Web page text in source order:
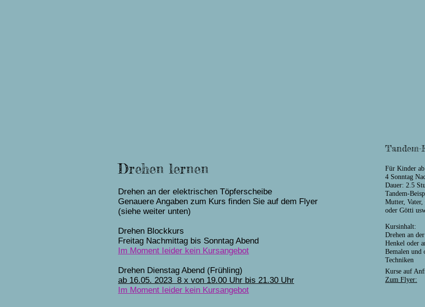
Drehen lernen
Drehen an der elektrischen Töpferscheibe
Genauere Angaben zum Kurs finden Sie auf dem Flyer
(siehe weiter unten)
Drehen Blockkurs
Freitag Nachmittag bis Sonntag Abend
Im Moment Ieider kein Kursangebot
Drehen Dienstag Abend (Frühling)
ab 16.05. 2023 8 x von 19.00 Uhr bis 21.30 Uhr
Im Moment Ieider kein Kursangebot
Tandem-
Für Kinder
4 Sonntag
Dauer: 2.5
Tandem-
Mutter, Vater,
oder Götti
Kursinhalt:
Drehen an
Henkel oder
Bemalen und
Techniken
Kurse auf
Zum Flyer: